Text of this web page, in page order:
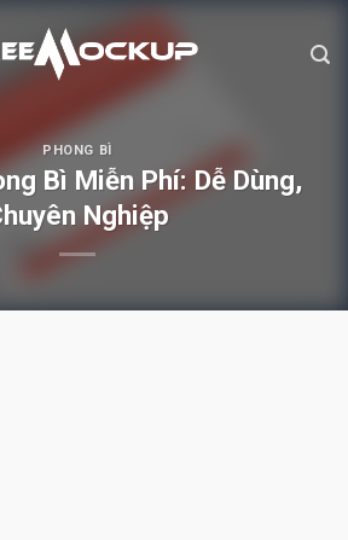
PHONG BÌ
Bì Miễn Phí: Dễ Dùng,
Nghiệp